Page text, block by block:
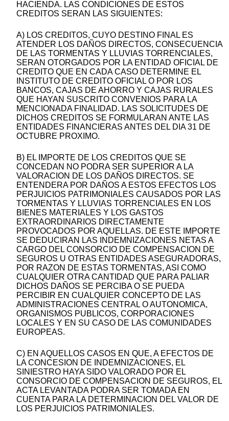
HACIENDA. LAS CONDICIONES DE ESTOS
CREDITOS SERAN LAS SIGUIENTES:
A) LOS CREDITOS, CUYO DESTINO FINAL ES
ATENDER LOS DAÑOS DIRECTOS, CONSECUENCIA
DE LAS TORMENTAS Y LLUVIAS TORRENCIALES,
SERAN OTORGADOS POR LA ENTIDAD OFICIAL DE
CREDITO QUE EN CADA CASO DETERMINE EL
INSTITUTO DE CREDITO OFICIAL O POR LOS
BANCOS, CAJAS DE AHORRO Y CAJAS RURALES
QUE HAYAN SUSCRITO CONVENIOS PARA LA
MENCIONADA FINALIDAD. LAS SOLICITUDES DE
DICHOS CREDITOS SE FORMULARAN ANTE LAS
ENTIDADES FINANCIERAS ANTES DEL DIA 31 DE
OCTUBRE PROXIMO.
B) EL IMPORTE DE LOS CREDITOS QUE SE
CONCEDAN NO PODRA SER SUPERIOR A LA
VALORACION DE LOS DAÑOS DIRECTOS. SE
ENTENDERA POR DAÑOS A ESTOS EFECTOS LOS
PERJUICIOS PATRIMONIALES CAUSADOS POR LAS
TORMENTAS Y LLUVIAS TORRENCIALES EN LOS
BIENES MATERIALES Y LOS GASTOS
EXTRAORDINARIOS DIRECTAMENTE
PROVOCADOS POR AQUELLAS. DE ESTE IMPORTE
SE DEDUCIRAN LAS INDEMNIZACIONES NETAS A
CARGO DEL CONSORCIO DE COMPENSACION DE
SEGUROS U OTRAS ENTIDADES ASEGURADORAS,
POR RAZON DE ESTAS TORMENTAS, ASI COMO
CUALQUIER OTRA CANTIDAD QUE PARA PALIAR
DICHOS DAÑOS SE PERCIBA O SE PUEDA
PERCIBIR EN CUALQUIER CONCEPTO DE LAS
ADMINISTRACIONES CENTRAL O AUTONOMICA,
ORGANISMOS PUBLICOS, CORPORACIONES
LOCALES Y EN SU CASO DE LAS COMUNIDADES
EUROPEAS.
C) EN AQUELLOS CASOS EN QUE, A EFECTOS DE
LA CONCESION DE INDEMNIZACIONES, EL
SINIESTRO HAYA SIDO VALORADO POR EL
CONSORCIO DE COMPENSACION DE SEGUROS, EL
ACTA LEVANTADA PODRA SER TOMADA EN
CUENTA PARA LA DETERMINACION DEL VALOR DE
LOS PERJUICIOS PATRIMONIALES.